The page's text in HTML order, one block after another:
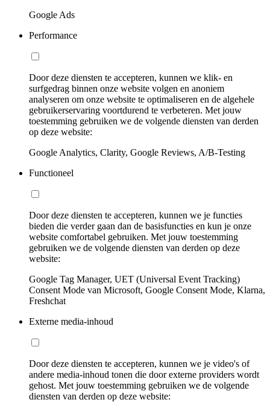
Google Ads
Performance
Door deze diensten te accepteren, kunnen we klik- en
surfgedrag binnen onze website volgen en anoniem
analyseren om onze website te optimaliseren en de algehele
gebruikerservaring voortdurend te verbeteren. Met jouw
toestemming gebruiken we de volgende diensten van derden
op deze website:
Google Analytics, Clarity, Google Reviews, A/B-Testing
Functioneel
Door deze diensten te accepteren, kunnen we je functies
bieden die verder gaan dan de basisfuncties en kun je onze
website comfortabel gebruiken. Met jouw toestemming
gebruiken we de volgende diensten van derden op deze
website:
Google Tag Manager, UET (Universal Event Tracking)
Consent Mode van Microsoft, Google Consent Mode, Klarna,
Freshchat
Externe media-inhoud
Door deze diensten te accepteren, kunnen we je video's of
andere media-inhoud tonen die door externe providers wordt
gehost. Met jouw toestemming gebruiken we de volgende
diensten van derden op deze website: